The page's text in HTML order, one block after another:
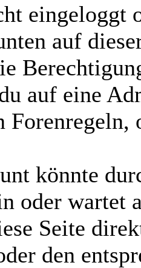
eingeloggt
auf
auf eine
Forenregeln,
könnte
oder wartet
Seite
den